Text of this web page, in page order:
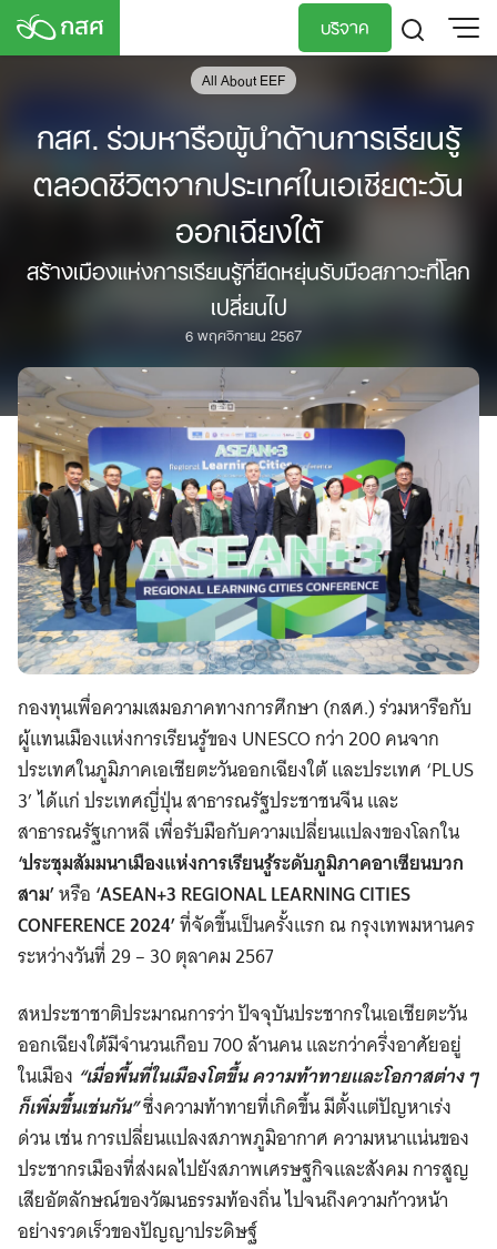
Skip
บริจาค
EN
All About EEF
กสศ. ร่วมหารือผู้นำด้านการเรียนรู้
ตลอดชีวิตจากประเทศในเอเชียตะวัน
ออกเฉียงใต้
สร้างเมืองแห่งการเรียนรู้ที่ยืดหยุ่นรับมือสภาวะที่โลก
เปลี่ยนไป
6 พฤศจิกายน 2567
กองทุนเพื่อความเสมอภาคทางการศึกษา (กสศ.) ร่วมหารือกับ
ผู้แทนเมืองแห่งการเรียนรู้ของ UNESCO กว่า 200 คนจาก
ประเทศในภูมิภาคเอเชียตะวันออกเฉียงใต้ และประเทศ ‘PLUS
3’ ได้แก่ ประเทศญี่ปุ่น สาธารณรัฐประชาชนจีน และ
สาธารณรัฐเกาหลี เพื่อรับมือกับความเปลี่ยนแปลงของโลกใน
‘ประชุมสัมมนาเมืองแห่งการเรียนรู้ระดับภูมิภาคอาเซียนบวก
สาม’หรือ ‘ASEAN+3 REGIONAL LEARNING CITIES
CONFERENCE 2024’ที่จัดขึ้นเป็นครั้งแรก ณ กรุงเทพมหานคร
ระหว่างวันที่ 29 – 30 ตุลาคม 2567
สหประชาชาติประมาณการว่า ปัจจุบันประชากรในเอเชียตะวัน
ออกเฉียงใต้มีจำนวนเกือบ 700 ล้านคน และกว่าครึ่งอาศัยอยู่
ในเมือง “เมื่อพื้นที่ในเมืองโตขึ้น ความท้าทายและโอกาสต่าง ๆ
ก็เพิ่มขึ้นเช่นกัน”ซึ่งความท้าทายที่เกิดขึ้น มีตั้งแต่ปัญหาเร่ง
ด่วน เช่น การเปลี่ยนแปลงสภาพภูมิอากาศ ความหนาแน่นของ
ประชากรเมืองที่ส่งผลไปยังสภาพเศรษฐกิจและสังคม การสูญ
เสียอัตลักษณ์ของวัฒนธรรมท้องถิ่น ไปจนถึงความก้าวหน้า
อย่างรวดเร็วของปัญญาประดิษฐ์